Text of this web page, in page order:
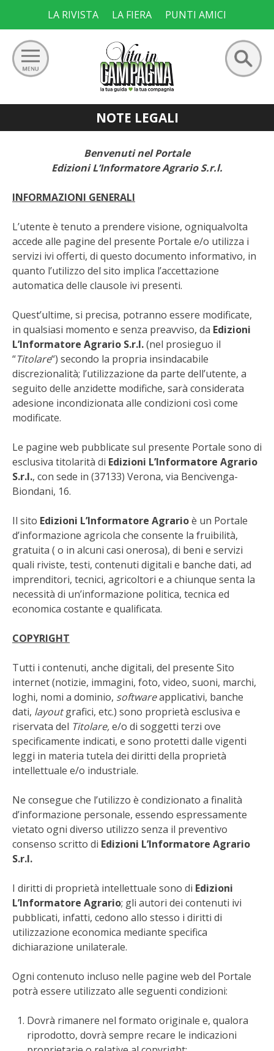
content
LA RIVISTA LA FIERA PUNTI AMICI
ALLEVAMENTI
BIODIVERSITÀ
PRODOTTI
FARFALLE DELLA CAMPAGNA
PICCOLO POLLAIO
CONSERVARE LA FRUTTA
CONSERVE DELL’ORTO
FACEM
STIHL
BLUMEN
NOCCIOLA DI CALABRIA
MEDICINA DEI SEMPLICI
SCONTI NOVEMBRE
COMPO
HUSQVARNA
ZAPI GARDEN
BENZA
THERMACELL
TAP TRAP
ANIMALI UMANI E NON UMANI
IL MIO 2025
NOTE LEGALI
Benvenuti nel Portale
Edizioni L’Informatore Agrario S.r.l.
INFORMAZIONI GENERALI
L’utente è tenuto a prendere visione, ogniqualvolta
accede alle pagine del presente Portale e/o utilizza i
servizi ivi offerti, di questo documento informativo, in
quanto l’utilizzo del sito implica l’accettazione
automatica delle clausole ivi presenti.
Quest’ultime, si precisa, potranno essere modificate,
in qualsiasi momento e senza preavviso, da Edizioni
L’Informatore Agrario S.r.l.(nel prosieguo il
“Titolare“) secondo la propria insindacabile
discrezionalità; l’utilizzazione da parte dell’utente, a
seguito delle anzidette modifiche, sarà considerata
adesione incondizionata alle condizioni così come
modificate.
Le pagine web pubblicate sul presente Portale sono di
esclusiva titolarità di Edizioni L’Informatore Agrario
S.r.l., con sede in (37133) Verona, via Bencivenga-
Biondani, 16.
Il sito Edizioni L’Informatore Agrarioè un Portale
d’informazione agricola che consente la fruibilità,
gratuita ( o in alcuni casi onerosa), di beni e servizi
quali riviste, testi, contenuti digitali e banche dati, ad
imprenditori, tecnici, agricoltori e a chiunque senta la
necessità di un’informazione politica, tecnica ed
economica costante e qualificata.
COPYRIGHT
Tutti i contenuti, anche digitali, del presente Sito
internet (notizie, immagini, foto, video, suoni, marchi,
loghi, nomi a dominio, softwareapplicativi, banche
dati, layout grafici, etc.) sono proprietà esclusiva e
riservata del Titolare,e/o di soggetti terzi ove
specificamente indicati, e sono protetti dalle vigenti
leggi in materia tutela dei diritti della proprietà
intellettuale e/o industriale.
Ne consegue che l’utilizzo è condizionato a finalità
d’informazione personale, essendo espressamente
vietato ogni diverso utilizzo senza il preventivo
consenso scritto di Edizioni L’Informatore Agrario
S.r.l.
I diritti di proprietà intellettuale sono di Edizioni
L’Informatore Agrario; gli autori dei contenuti ivi
pubblicati, infatti, cedono allo stesso i diritti di
utilizzazione economica mediante specifica
dichiarazione unilaterale.
Ogni contenuto incluso nelle pagine web del Portale
potrà essere utilizzato alle seguenti condizioni:
Dovrà rimanere nel formato originale e, qualora
riprodotto, dovrà sempre recare le indicazioni